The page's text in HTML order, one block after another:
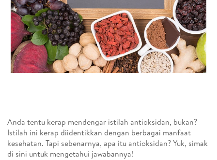
Anda tentu kerap mendengar istilah antioksidan, bukan?
Istilah ini kerap diidentikkan dengan berbagai manfaat
kesehatan. Tapi sebenarnya, apa itu antioksidan? Yuk, simak
di sini untuk mengetahui jawabannya!